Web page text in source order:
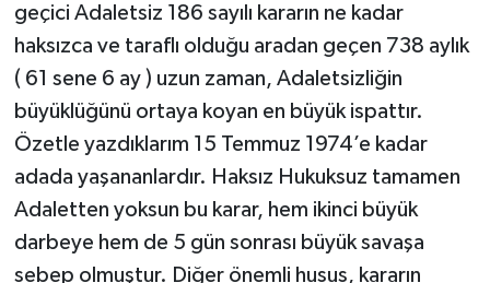
geçici Adaletsiz 186 sayılı kararın ne kadar
haksızca ve taraflı olduğu aradan geçen 738 aylık
( 61 sene 6 ay ) uzun zaman, Adaletsizliğin
büyüklüğünü ortaya koyan en büyük ispattır.
Özetle yazdıklarım 15 Temmuz 1974’e kadar
adada yaşananlardır. Haksız Hukuksuz tamamen
Adaletten yoksun bu karar, hem ikinci büyük
darbeye hem de 5 gün sonrası büyük savaşa
sebep olmuştur. Diğer önemli husus, kararın